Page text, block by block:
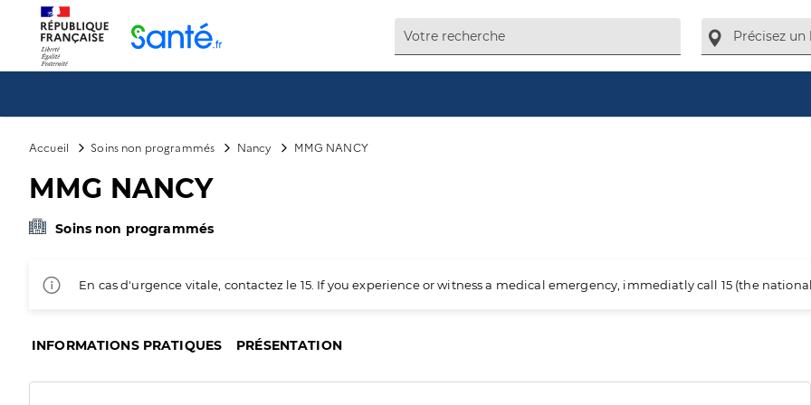
Accueil Soins non programmés Nancy MMG NANCY
MMG NANCY
Soins non programmés
En cas d'urgence vitale, contactez le 15. If you experience or witness a medical emergency, immediatly call 15 (the
INFORMATIONS PRATIQUES PRÉSENTATION
Panneau de gestion des cookies